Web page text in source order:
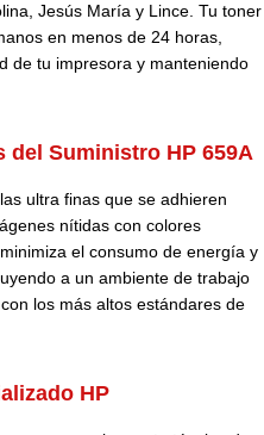
Jesús María y Lince. Tu toner
en menos de 24 horas,
de tu impresora y manteniendo
del Suministro HP 659A
ultra finas que se adhieren
nítidas con colores
el consumo de energía y
a un ambiente de trabajo
los más altos estándares de
HP